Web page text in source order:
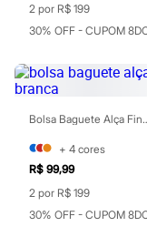
Rasteirinhas
Sandálias
Diversão
Marcas
Baby Club
Fifteen
Miss Fifteen
Palomino
Moda íntima
Calcinhas
Cuecas
Meias
Pijamas
2 por R$ 199
30% OFF - CUPOM
Bolsa
+ 4 cores
R$ 99,99
2 por R$ 199
30% OFF - CUPOM